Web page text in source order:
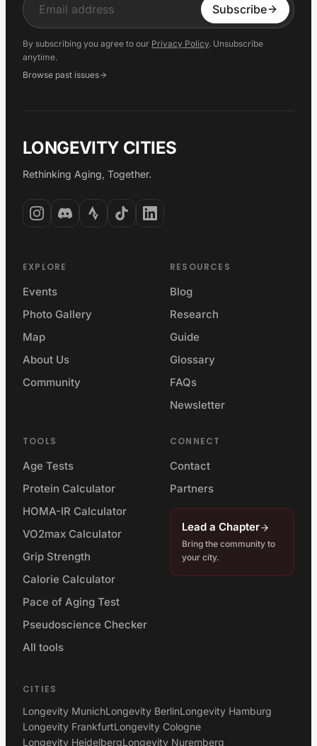
Input Subscribe
By subscribing you agree to our Privacy Policy. Unsubscribe
anytime.
Browse past issues
LONGEVITY CITIES
Rethinking Aging, Together.
EXPLORE
Events
Photo Gallery
Map
About Us
Community
RESOURCES
Blog
Research
Guide
Glossary
FAQs
Newsletter
TOOLS
Age Tests
Protein Calculator
HOMA-IR Calculator
VO2max Calculator
Grip Strength
Calorie Calculator
Pace of Aging Test
Pseudoscience Checker
All tools
CONNECT
Contact
Partners
Lead a Chapter
Bring the community to
your city.
CITIES
Longevity MunichLongevity BerlinLongevity Hamburg
Longevity FrankfurtLongevity Cologne
Longevity HeidelbergLongevity Nuremberg